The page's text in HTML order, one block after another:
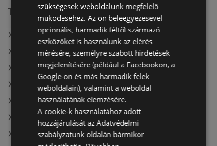
További linkek
A(z) dm ajánlatai
A(z) goods market ajánlatai
A(z) Alma Gyógyszertárak ajánlatai
A(z) Rossmann aktuális akciós újságjai
A(z) Vianni aktuális akciós újságjai
A(z) Gyöngy Patikak aktuális akciós újságjai
A(z) Alma Gyógyszertárak aktuális akciós újságjai
szükségesek weboldalunk megfelelő
működéséhez. Az ön beleegyezésével
opcionális, harmadik féltől származó
eszközöket is használunk az elérés
mérésére, személyre szabott hirdetések
megjelenítésére (például a Facebookon, a
Google-on és más harmadik felek
weboldalain), valamint a weboldal
használatának elemzésére.
A cookie-k használatához adott
hozzájárulását az Adatvédelmi
szabályzatunk oldalán bármikor